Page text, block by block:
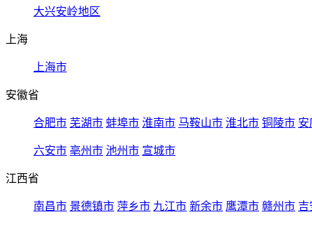
大兴安岭地区
上海
上海市
安徽省
合肥市 芜湖市 蚌埠市 淮南市 马鞍山市 淮北市 铜陵市 安
六安市 亳州市 池州市 宣城市
江西省
南昌市 景德镇市 萍乡市 九江市 新余市 鹰潭市 赣州市 吉